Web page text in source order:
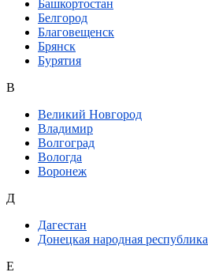
Башкортостан
Белгород
Благовещенск
Брянск
Бурятия
В
Великий Новгород
Владимир
Волгоград
Вологда
Воронеж
Д
Дагестан
Донецкая народная республика
Е